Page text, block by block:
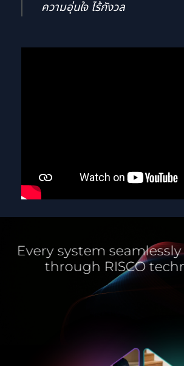
ความอุ่นใจ ไร้กังวล
Every system
through RISCO